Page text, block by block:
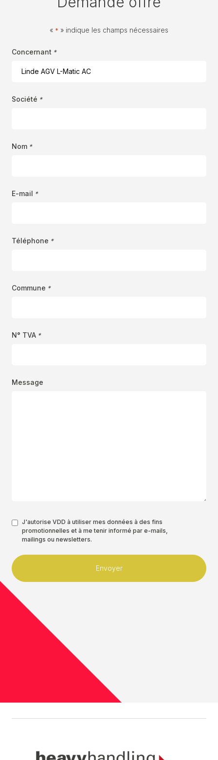
« * » indique les champs nécessaires
Concernant *
Société *
Nom *
E-mail *
Téléphone *
Commune *
N° TVA *
Message
Authorisation
*
J'autorise VDD à utiliser mes données à des fins
promotionnelles et à me tenir informé par e-mails,
mailings ou newsletters.